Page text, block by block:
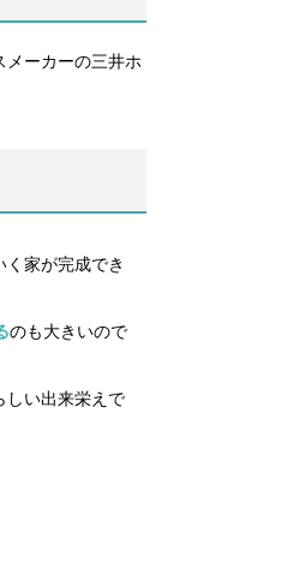
メーカーの三井ホ
く家が完成でき
のも大きいので
しい出来栄えで